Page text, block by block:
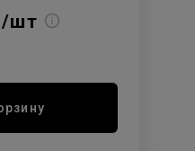
шт